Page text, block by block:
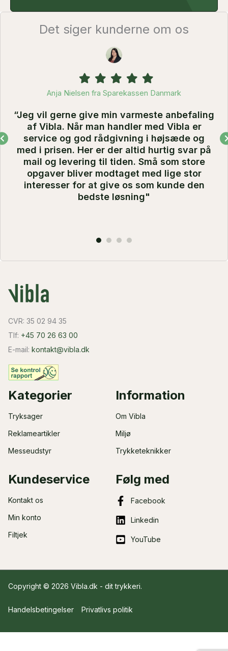
Det siger kunderne om os
Filled
star
Filled
star
Filled
star
Filled
star
Filled
star
Anja Nielsen fra Sparekassen Danmark
“Jeg vil gerne give min varmeste anbefaling
af Vibla. Når man handler med Vibla er
service og god rådgivning i højsæde og
med i prisen. Her er der altid hurtig svar på
mail og levering til tiden. Små som store
opgaver bliver modtaget med lige stor
interesser for at give os som kunde den
bedste løsning"
CVR: 35 02 94 35
Tlf: +45 70 26 63 00
E-mail: kontakt@vibla.dk
Kategorier
Tryksager
Reklameartikler
Messeudstyr
Information
Om Vibla
Miljø
Trykketeknikker
Kundeservice
Kontakt os
Min konto
Filtjek
Følg med
Facebook
Linkedin
YouTube
Copyright © 2026 Vibla.dk - dittrykkeri.
Handelsbetingelser Privatlivs politik